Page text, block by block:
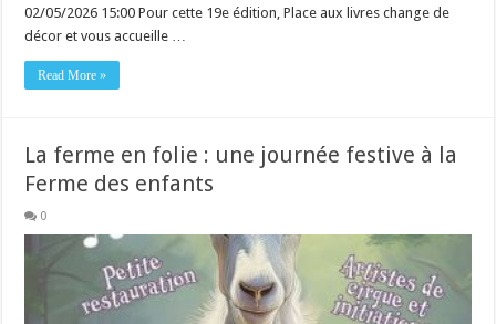
02/05/2026 15:00 Pour cette 19e édition, Place aux livres change de
décor et vous accueille …
Read More »
La ferme en folie : une journée festive à la
Ferme des enfants
0